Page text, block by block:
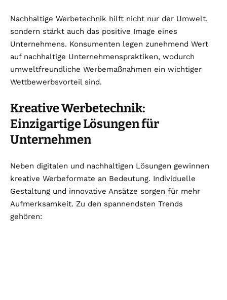
Nachhaltige Werbetechnik hilft nicht nur der Umwelt,
sondern stärkt auch das positive Image eines
Unternehmens. Konsumenten legen zunehmend Wert
auf nachhaltige Unternehmenspraktiken, wodurch
umweltfreundliche Werbemaßnahmen ein wichtiger
Wettbewerbsvorteil sind.
Kreative Werbetechnik:
Einzigartige Lösungen für
Unternehmen
Neben digitalen und nachhaltigen Lösungen gewinnen
kreative Werbeformate an Bedeutung. Individuelle
Gestaltung und innovative Ansätze sorgen für mehr
Aufmerksamkeit. Zu den spannendsten Trends
gehören: